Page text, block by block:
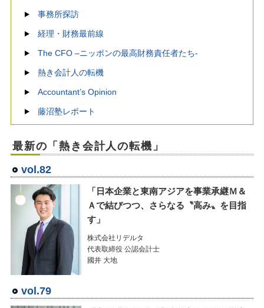
事務所探訪
経理・財務最前線
The CFO –ニッポンの最高財務責任者たち-
熱き会計人の転機
Accountant’s Opinion
藤沼塾レポート
最新の「熱き会計人の転機」
vol.82
「日本企業と東南アジアを事業承継Ｍ＆
Ａで結びつつ、さらなる〝高み〟を目指
す」
株式会社リデルタ
代表取締役 公認会計士
國井 大地
vol.79